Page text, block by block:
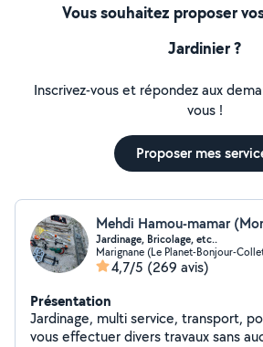
Vous souhaitez proposer
Jardinier ?
Inscrivez-vous et répondez aux
vous !
Proposer mes
Jardinage, Bricolage, etc..
Marignane (Le Planet-Bonjour-
4,7/5 (269 avis)
Présentation
Jardinage, multi service, transport,
vous effectuer divers travaux sans